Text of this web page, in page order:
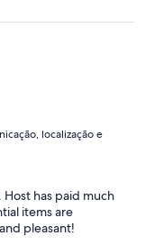
localização e
has paid much
items are
pleasant!